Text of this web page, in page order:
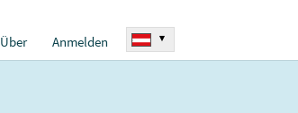
Über Anmelden ▾